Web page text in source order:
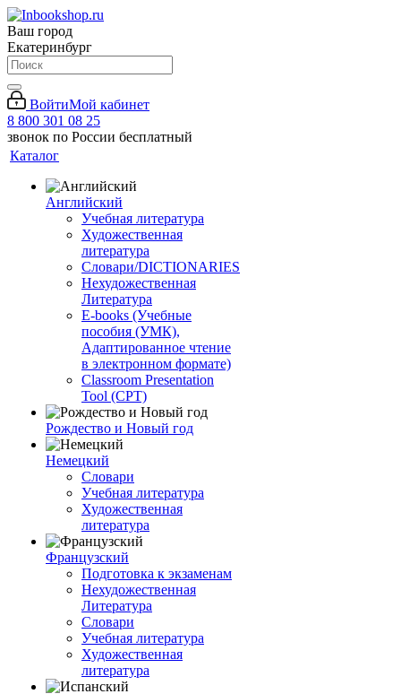
Ваш город
Екатеринбург
ВойтиМой кабинет
8 800 301 08 25
звонок по России бесплатный
Каталог
Английский
Учебная литература
Художественная
литература
Словари/DICTIONARIES
Нехудожественная
Литература
E-books (Учебные
пособия (УМК),
Адаптированное чтение
в электронном формате)
Classroom Presentation
Tool (CPT)
Рождество и Новый год
Немецкий
Словари
Учебная литература
Художественная
литература
Французский
Подготовка к экзаменам
Нехудожественная
Литература
Словари
Учебная литература
Художественная
литература